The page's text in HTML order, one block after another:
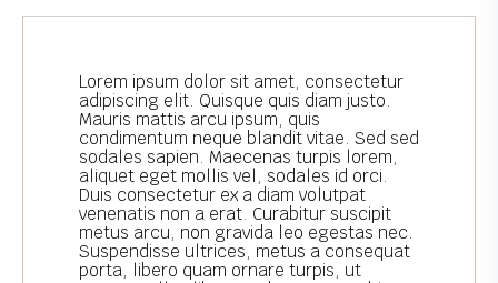
Lorem ipsum dolor sit amet, consectetur
adipiscing elit. Quisque quis diam justo.
Mauris mattis arcu ipsum, quis
condimentum neque blandit vitae. Sed sed
sodales sapien. Maecenas turpis lorem,
aliquet eget mollis vel, sodales id orci.
Duis consectetur ex a diam volutpat
venenatis non a erat. Curabitur suscipit
metus arcu, non gravida leo egestas nec.
Suspendisse ultrices, metus a consequat
porta, libero quam ornare turpis, ut